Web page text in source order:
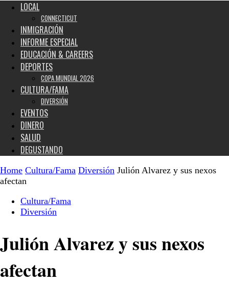
LOCAL
CONNECTICUT
INMIGRACIÓN
INFORME ESPECIAL
EDUCACIÓN & CAREERS
DEPORTES
COPA MUNDIAL 2026
CULTURA/FAMA
DIVERSIÓN
EVENTOS
DINERO
SALUD
DEGUSTANDO
Home Cultura/Fama Diversión Julión Alvarez y sus nexos
afectan
Cultura/Fama
Diversión
Julión Alvarez y sus nexos
afectan